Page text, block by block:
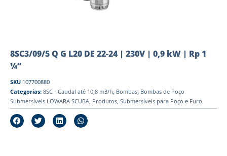
8SC3/09/5 Q G L20 DE 22-24 | 230V | 0,9 kW | Rp 1
¼”
SKU 107700880
Categorias: 8SC - Caudal até 10,8 m3/h, Bombas, Bombas de Poço
Submersíveis LOWARA SCUBA, Produtos, Submersíveis para Poço e Furo